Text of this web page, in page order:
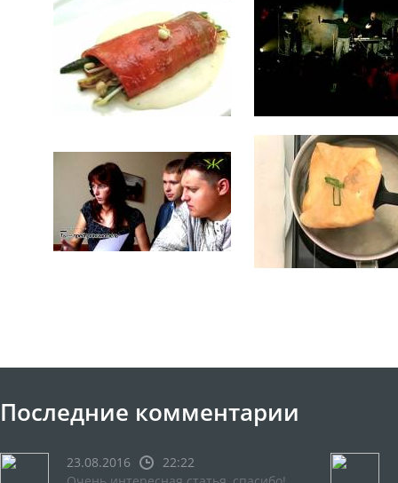
Последние комментарии
23.08.2016
22:22